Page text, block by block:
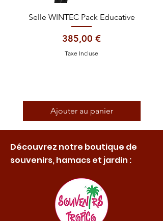
Selle WINTEC Pack Educative
Prix
385,00 €
Taxe Incluse
Ajouter au panier
Découvrez notre boutique de
souvenirs, hamacs et jardin :